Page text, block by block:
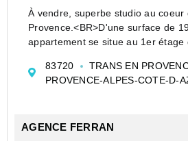
À vendre, superbe studio au coeur
Provence.<BR>D'une surface de
appartement se situe au 1er étage
vie avec une cuisine américaine
83720 TRANS EN
PROVENCE-ALPES-COTE-D-
AGENCE FERRAN